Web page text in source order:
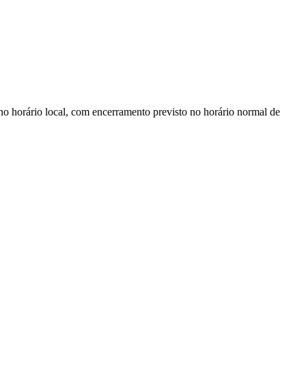
horário local, com encerramento previsto no horário normal de